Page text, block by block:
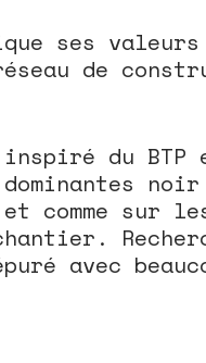
ses valeurs
de
du BTP
comme sur
avec